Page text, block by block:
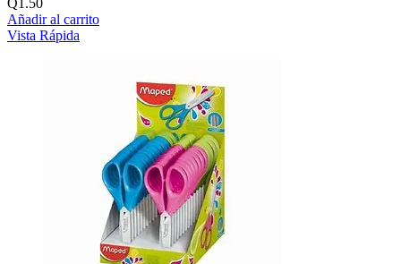
Q1.50
Añadir al carrito
Vista Rápida